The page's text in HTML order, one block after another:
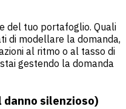
del tuo portafoglio. Quali
di modellare la domanda,
al ritmo o al tasso di
gestendo la domanda
silenzioso)